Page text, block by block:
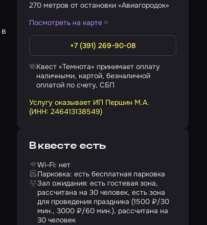
270 метров от остановки «Авиагородок»
Посмотреть на карте
+7 (391) 269-90-08
Квест «Темнота» принимает оплату
наличными, картой, безналичной
оплатой по счету, СБП
Услугу оказывает ИП Першин М.А.
(ИНН: 246413138549)
В квесте есть
Wi-Fi: нет
Парковка: есть бесплатная парковка
Зал ожидания: есть гостевая зона,
рассчитана на 30 человек, есть зона
для проведения праздника (1500 ₽/30
мин., 3000 ₽/60 мин.), рассчитана на
30 человек